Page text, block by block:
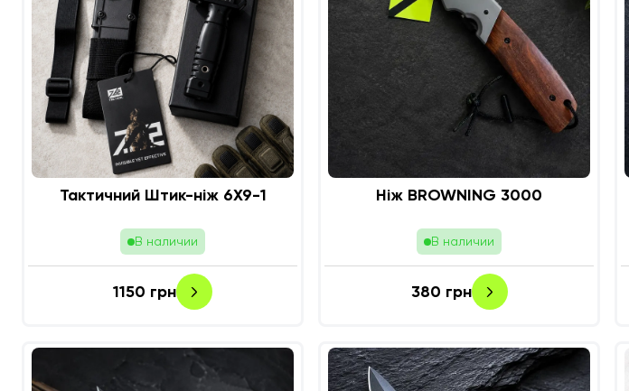
Тактичний Штик-ніж 6Х9-1
В наличии
1150 грн
Ніж BROWNING 3000
В наличии
380 грн